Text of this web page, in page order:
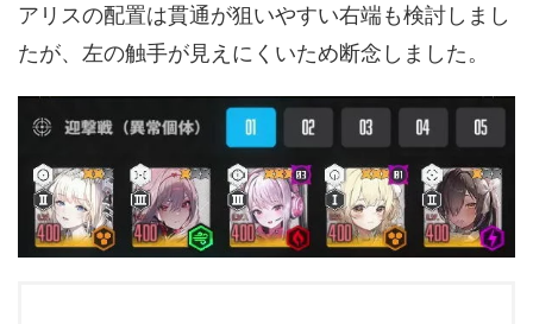
アリスの配置は貫通が狙いやすい右端も検討しまし
たが、左の触手が見えにくいため断念しました。